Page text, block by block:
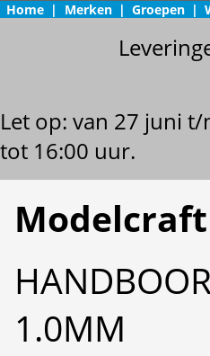
Home | Merken | Groepen |
Let op: van 27 juni
tot 16:00 uur.
Modelcraft
1.0MM